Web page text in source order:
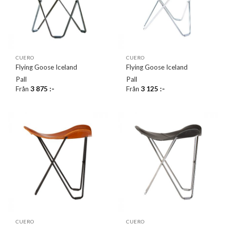
CUERO
Flying Goose Iceland
Pall
Från3 875:-
CUERO
Flying Goose Iceland
Pall
Från3 125:-
CUERO CUERO